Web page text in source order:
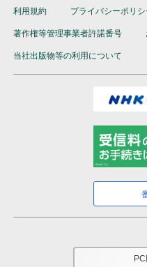
利用規約 プライバシーポリシ
著作権等管理事業者許諾番号
当社出版物等の利用について